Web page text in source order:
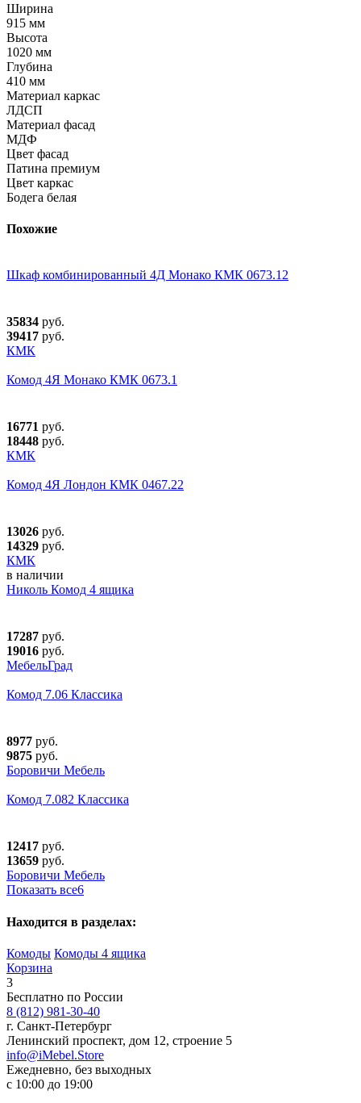
Ширина
915 мм
Высота
1020 мм
Глубина
410 мм
Материал каркас
ЛДСП
Материал фасад
МДФ
Цвет фасад
Патина премиум
Цвет каркас
Бодега белая
Похожие
Шкаф комбинированный 4Д Монако КМК 0673.12
35834 руб.
39417 руб.
КМК
Комод 4Я Монако КМК 0673.1
16771 руб.
18448 руб.
КМК
Комод 4Я Лондон КМК 0467.22
13026 руб.
14329 руб.
КМК
в наличии
Николь Комод 4 ящика
17287 руб.
19016 руб.
МебельГрад
Комод 7.06 Классика
8977 руб.
9875 руб.
Боровичи Мебель
Комод 7.082 Классика
12417 руб.
13659 руб.
Боровичи Мебель
Показать все6
Находится в разделах:
Комоды Комоды 4 ящика
Корзина
3
Бесплатно по России
8 (812) 981-30-40
г. Санкт-Петербург
Ленинский проспект, дом 12, строение 5
info@iMebel.Store
Ежедневно, без выходных
с 10:00 до 19:00